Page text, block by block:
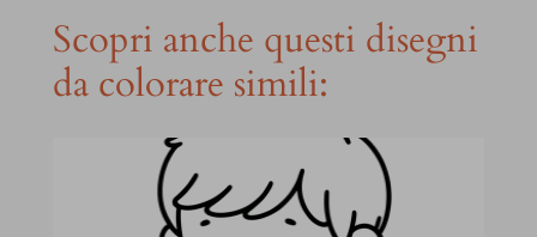
Scopri anche questi disegni
da colorare simili: